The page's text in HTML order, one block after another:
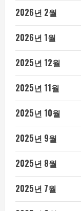
2026년 2월
2026년 1월
2025년 12월
2025년 11월
2025년 10월
2025년 9월
2025년 8월
2025년 7월